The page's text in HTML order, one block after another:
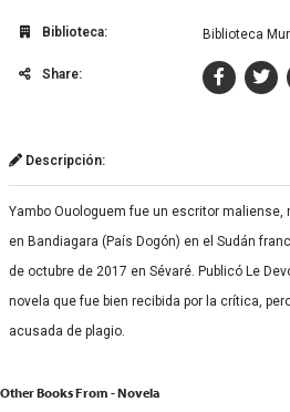
Biblioteca: Biblioteca
Share:
Descripción:
Yambo Ouologuem fue un escritor maliense,
en Bandiagara (País Dogón) en el Sudán
de octubre de 2017 en Sévaré. Publicó Le
novela que fue bien recibida por la crítica,
acusada de plagio.
Other Books From - Novela